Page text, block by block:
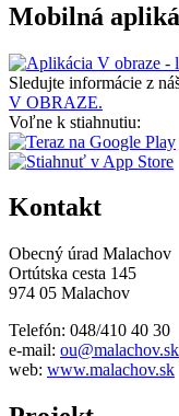
Mobilná
Sledujte informácie z
V OBRAZE.
Voľne k stiahnutiu:
Kontakt
Obecný úrad Malachov
Ortútska cesta 145
974 05 Malachov
Telefón: 048/410 40 30
e-mail: ou@malachov.sk
web: www.malachov.sk